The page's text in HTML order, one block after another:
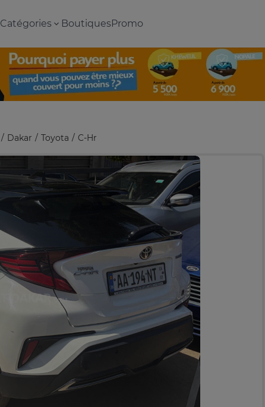
Catégories BoutiquesPromo
Dakar Toyota C-Hr